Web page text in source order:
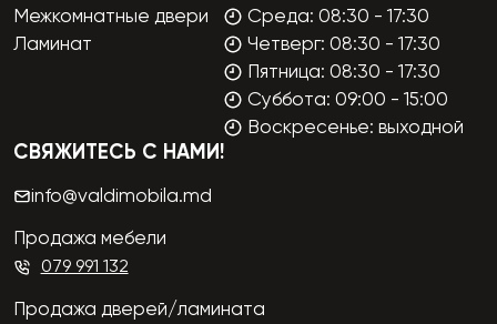
Межкомнатные двери
Ламинат
Среда: 08:30 - 17:30
Четверг: 08:30 - 17:30
Пятница: 08:30 - 17:30
Суббота: 09:00 - 15:00
Воскресенье: выходной
СВЯЖИТЕСЬ С НАМИ!
info@valdimobila.md
Продажа мебели
079 991 132
Продажа дверей/ламината